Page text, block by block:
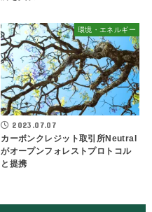
環境・エネルギー
2023.07.07
カーボンクレジット取引所Neutral
がオープンフォレストプロトコル
と提携